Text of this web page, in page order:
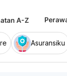
A-Z
Asuransiku